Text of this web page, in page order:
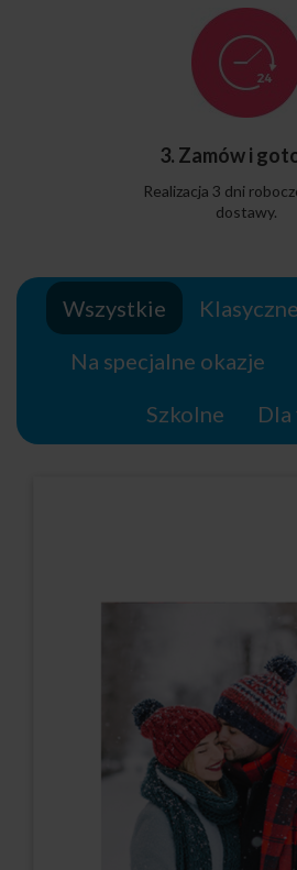
3. Zamów i
Realizacja 3 dni
dostawy.
Wszystkie Klasyczne
Na specjalne okazje
Szkolne